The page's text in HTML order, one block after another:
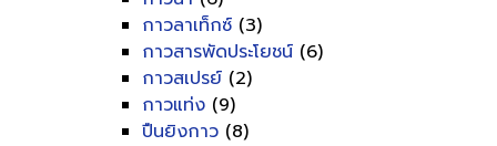
กาวลาเท็กซ์ (3)
กาวสารพัดประโยชน์ (6)
กาวสเปรย์ (2)
กาวแท่ง (9)
ปืนยิงกาว (8)